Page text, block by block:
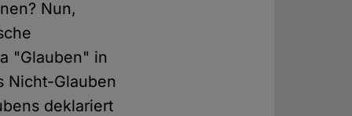
Nun,
"Glauben" in
Nicht-Glauben
deklariert